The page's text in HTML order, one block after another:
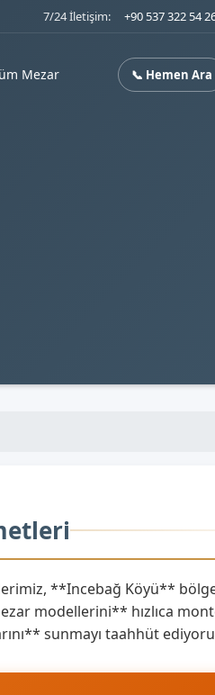
7/24 İletişim: +90 537 322 54
Mezar 📞 Hemen Ara
**Incebağ Köyü**
modellerini** hızlıca
sunmayı taahhüt